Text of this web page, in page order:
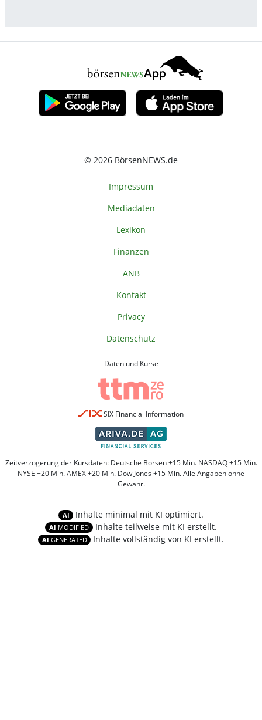
© 2026 BörsenNEWS.de
Impressum
Mediadaten
Lexikon
Finanzen
ANB
Kontakt
Privacy
Datenschutz
Daten und Kurse
SIX Financial Information
Zeitverzögerung der Kursdaten: Deutsche Börsen +15 Min. NASDAQ +15 Min.
NYSE +20 Min. AMEX +20 Min. Dow Jones +15 Min. Alle Angaben ohne
Gewähr.
AI Inhalte minimal mit KI optimiert.
AI MODIFIED Inhalte teilweise mit KI erstellt.
AI GENERATED Inhalte vollständig von KI erstellt.